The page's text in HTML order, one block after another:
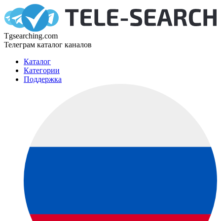
Tgsearching.com
Телеграм каталог каналов
Каталог
Категории
Поддержка